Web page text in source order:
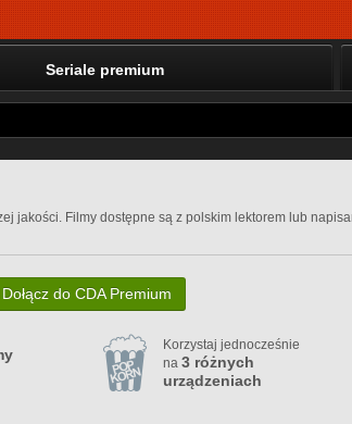
Seriale premium
Filmy dostępne są z polskim lektorem lub
Dołącz do CDA Premium
Korzystaj jednocześnie
na 3 różnych
urządzeniach